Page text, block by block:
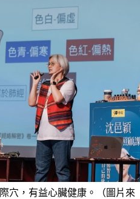
穴，有益心臟健康。（圖片來